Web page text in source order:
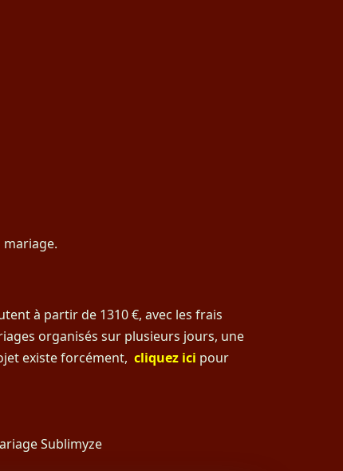
mariage.
à partir de 1310 €, avec les frais
organisés sur plusieurs jours, une
existe forcément, cliquez ici pour
Sublimyze